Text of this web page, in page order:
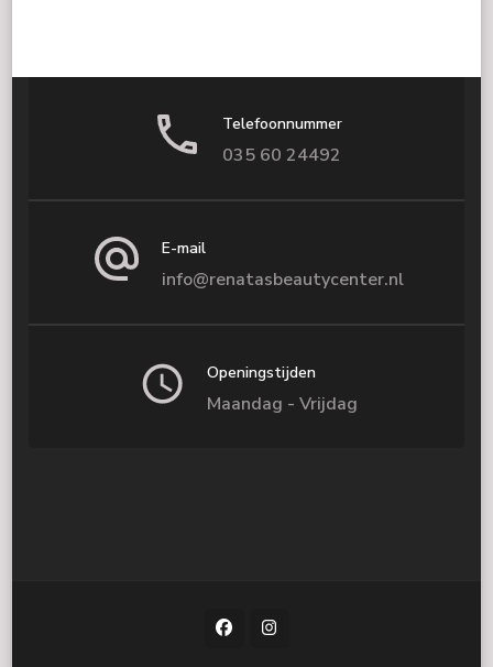
Telefoonnummer
035 60 24492
E-mail
info@renatasbeautycenter.nl
Openingstijden
Maandag - Vrijdag